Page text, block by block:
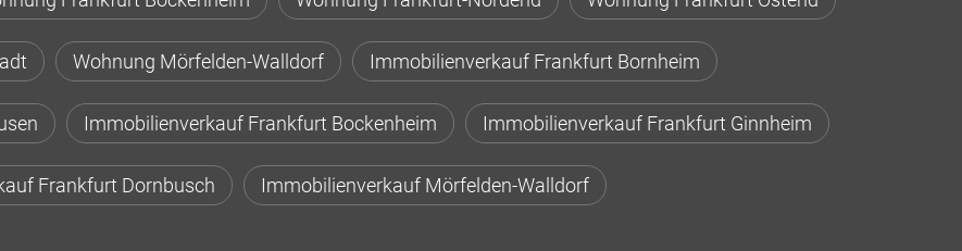
Wohnung Mörfelden-Walldorf Immobilienverkauf Frankfurt Bornheim
Immobilienverkauf Frankfurt Bockenheim Immobilienverkauf Frankfurt Ginnheim
Frankfurt Dornbusch Immobilienverkauf Mörfelden-Walldorf